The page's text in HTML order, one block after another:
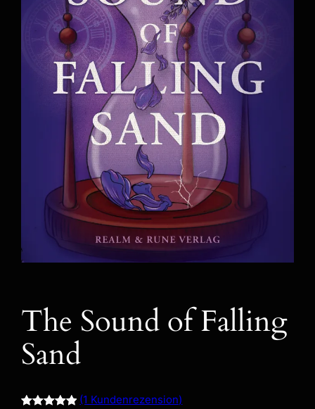
The Sound of Falling
Sand
(1 Kundenrezension)